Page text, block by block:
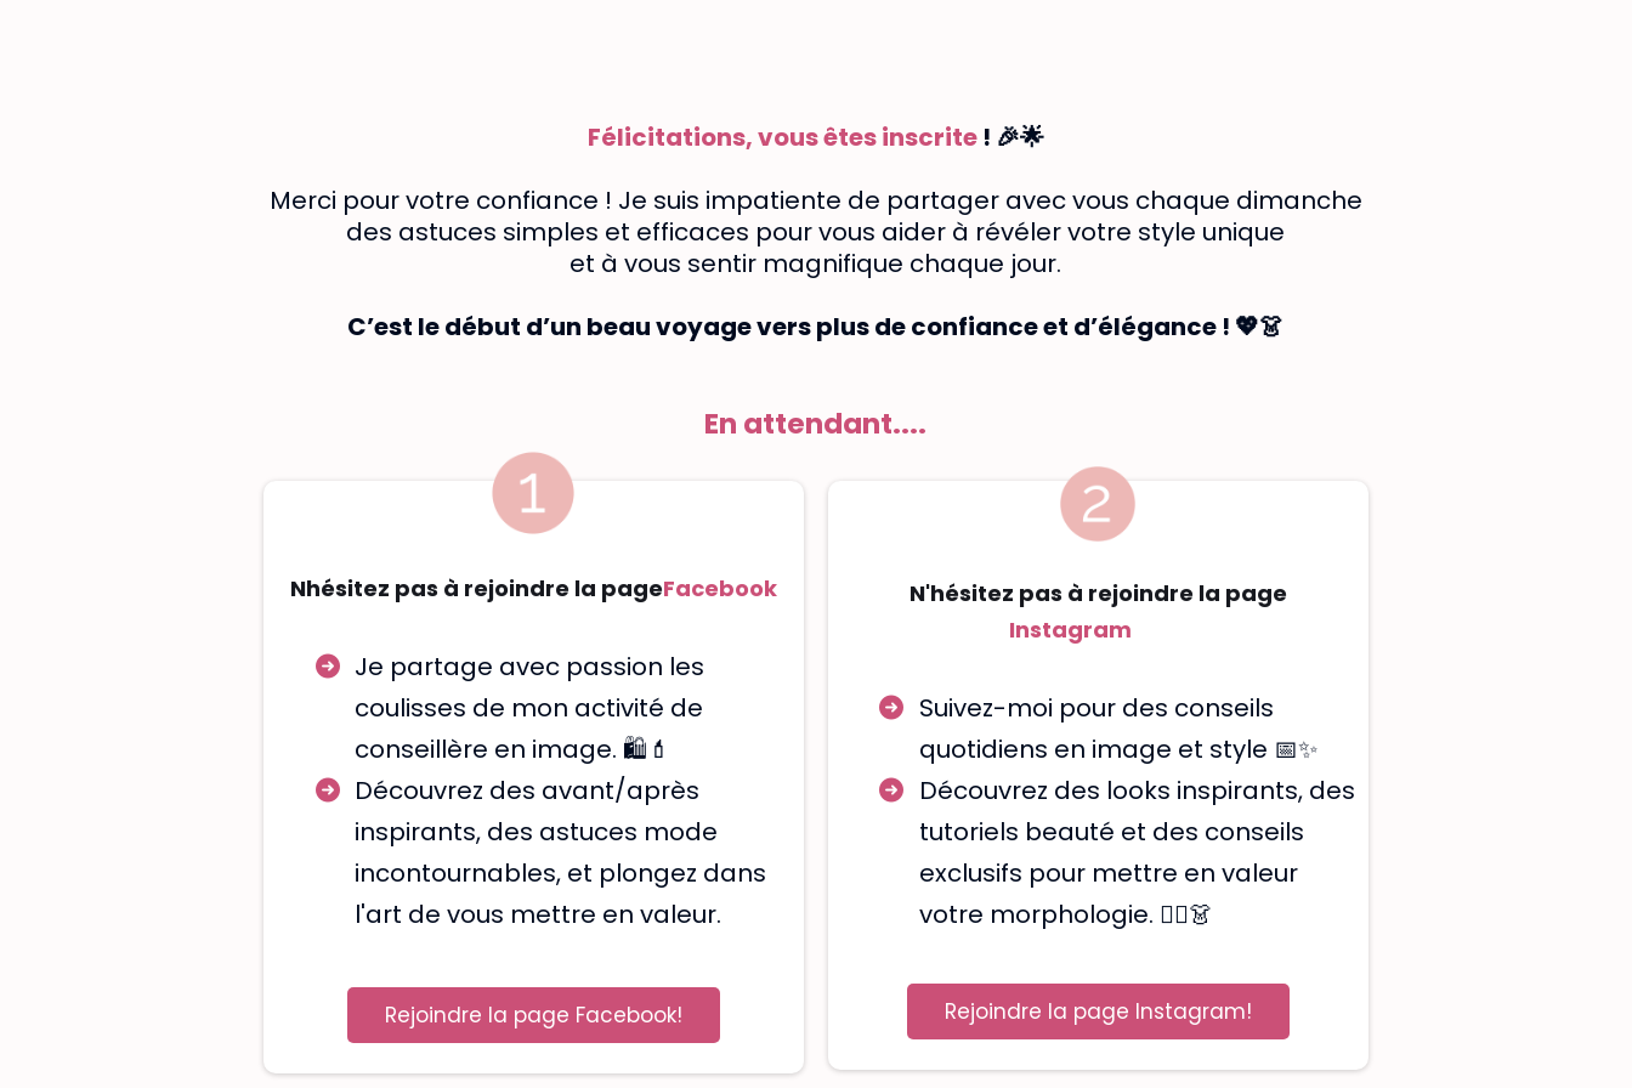
Félicitations, vous êtes inscrite ! 🎉🌟
Merci pour votre confiance ! Je suis impatiente de partager avec vous chaque dimanche
des astuces simples et efficaces pour vous aider à révéler votre style unique
et à vous sentir magnifique chaque jour.
C’est le début d’un beau voyage vers plus de confiance et d’élégance ! 💖👗
En attendant....
Nhésitez pas à rejoindre la pageFacebook
Je partage avec passion les
coulisses de mon activité de
conseillère en image. 🛍️💄
Découvrez des avant/après
inspirants, des astuces mode
incontournables, et plongez dans
l'art de vous mettre en valeur.
Rejoindre la page Facebook!
N'hésitez pas à rejoindre la page
Instagram
Suivez-moi pour des conseils
quotidiens en image et style 📅✨
Découvrez des looks inspirants, des
tutoriels beauté et des conseils
exclusifs pour mettre en valeur
votre morphologie. 💁‍♀️👗
Rejoindre la page Instagram!